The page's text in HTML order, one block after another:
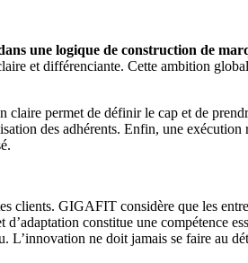
une logique de construction de
et différenciante. Cette ambition
permet de définir le cap et de
des adhérents. Enfin, une exécution
clients. GIGAFIT considère que les
constitue une compétence
L’innovation ne doit jamais se faire au